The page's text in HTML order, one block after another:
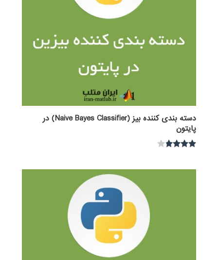
دسته بندی کننده بیز (Naive Bayes Classifier) در
پایتون
از 5